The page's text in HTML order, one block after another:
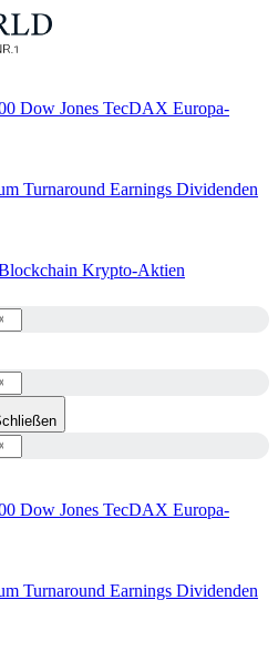
Dow Jones TecDAX Europa-
Turnaround Earnings Dividenden
Krypto-Aktien
Dow Jones TecDAX Europa-
Turnaround Earnings Dividenden